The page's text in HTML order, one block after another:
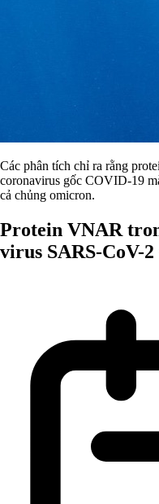
Các phân tích chỉ ra rằng
coronavirus gốc COVID-19
cả chủng omicron.
Protein VNAR
virus SARS-CoV-